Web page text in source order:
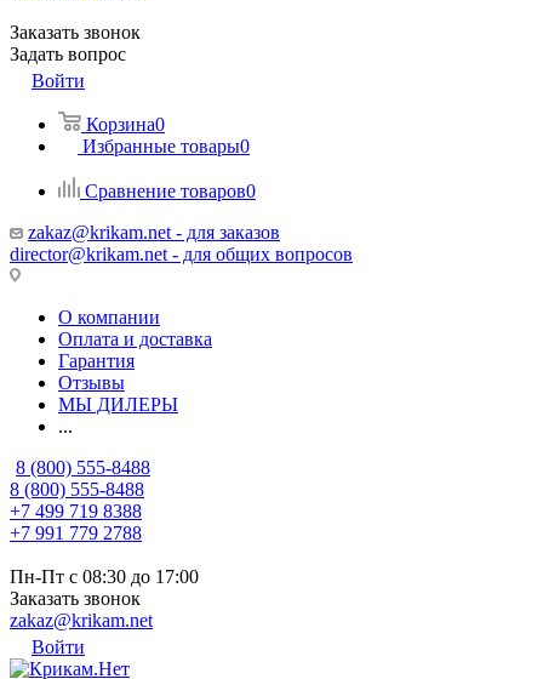
Заказать звонок
Задать вопрос
Войти
Корзина0
Избранные товары0
Сравнение товаров0
zakaz@krikam.net - для заказов
director@krikam.net - для общих вопросов
О компании
Оплата и доставка
Гарантия
Отзывы
МЫ ДИЛЕРЫ
...
8 (800) 555-8488
8 (800) 555-8488
+7 499 719 8388
+7 991 779 2788
Пн-Пт с 08:30 до 17:00
Заказать звонок
zakaz@krikam.net
Войти